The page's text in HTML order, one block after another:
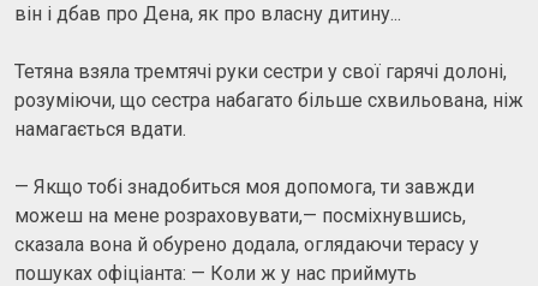
він і дбав про Дена, як про власну дитину...
Тетяна взяла тремтячі руки сестри у свої гарячі долоні,
розуміючи, що сестра набагато більше схвильована, ніж
намагається вдати.
— Якщо тобі знадобиться моя допомога, ти завжди
можеш на мене розраховувати,— посміхнувшись,
сказала вона й обурено додала, оглядаючи терасу у
пошуках офіціанта: — Коли ж у нас приймуть